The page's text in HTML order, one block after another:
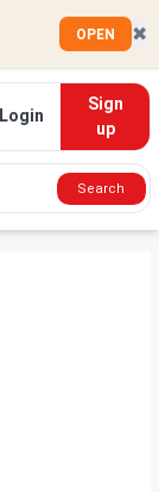
OPEN ✖
Login
Sign
up
Search